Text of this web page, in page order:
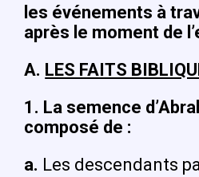
les événements à
après le moment de
A. LES FAITS
1. La semence
composé de :
a. Les descendants